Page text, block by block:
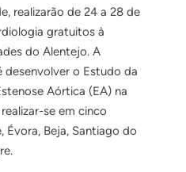
realizarão de 24 a 28 de
gratuitos à
do Alentejo. A
o Estudo da
Aórtica (EA) na
se em cinco
Évora, Beja, Santiago do